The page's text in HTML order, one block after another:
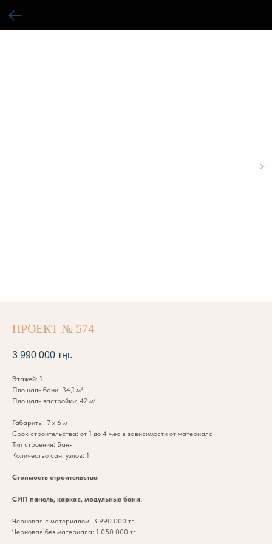
ПРОЕКТ № 574
3 990 000 тңг.
Этажей: 1
Площадь бани: 34,1 м²
Площадь застройки: 42 м²
Габариты: 7 х 6 м
Срок строительства: от 1 до 4 мес в зависимости от материала
Тип строения: Баня
Количество сан. узлов: 1
Стоимость строительства
СИП панель, каркас, модульные бани:
Черновая с материалом: 3 990 000 тг.
Черновая без материала: 1 050 000 тг.